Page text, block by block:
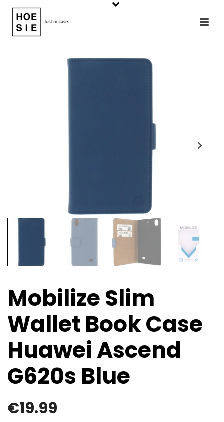
Mobilize Slim
Wallet Book Case
Huawei Ascend
G620s Blue
€19.99